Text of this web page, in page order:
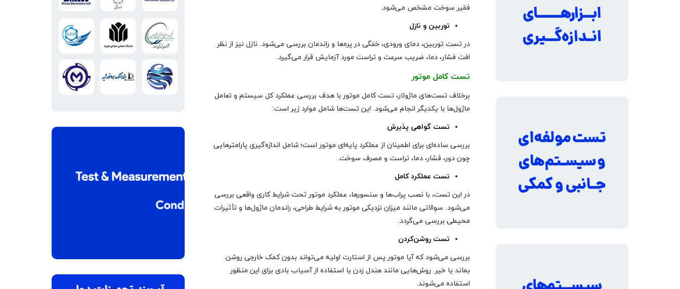
فقیر سوخت مشخص می‌شود.
توربین و نازل
در تست توربین، دمای ورودی، خفگی در پره‌ها و راندمان بررسی می‌شود. نازل نیز از نظر
افت فشار، دما، ضریب سرعت و تراست مورد آزمایش قرار می‌گیرد.
تست کامل موتور
برخلاف تست‌های ماژولار، تست کامل موتور با هدف بررسی عملکرد کل سیستم و تعامل
ماژول‌ها با یکدیگر انجام می‌شود. این تست‌ها شامل موارد زیر است:
تست گواهی‌ پذیرش
بررسی ساده‌ای برای اطمینان از عملکرد پایه‌ای موتور است؛ شامل اندازه‌گیری پارامترهایی
چون دور، فشار، دما، تراست و مصرف سوخت.
تست عملکرد کامل
در این تست، با نصب پراب‌ها و سنسورها، عملکرد موتور تحت شرایط کاری واقعی بررسی
می‌شود. سوالاتی مانند میزان نزدیکی موتور به شرایط طراحی، راندمان ماژول‌ها و تأثیرات
محیطی بررسی می‌گردد.
تست روشن‌کردن
بررسی می‌شود که آیا موتور پس از استارت اولیه می‌تواند بدون کمک خارجی روشن
بماند یا خیر. روش‌هایی مانند هندل زدن یا استفاده از آسیاب بادی برای این منظور
استفاده می‌شوند.